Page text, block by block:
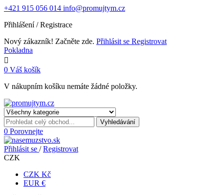
+421 915 056 014 info@promujtym.cz
Přihlášení / Registrace
Nový zákazník! Začněte zde. Přihlásit se Registrovat
Pokladna

0 Váš košík
V nákupním košíku nemáte žádné položky.
Vyhledávání
0 Porovnejte
Přihlásit se /Registrovat
CZK
CZK Kč
EUR €